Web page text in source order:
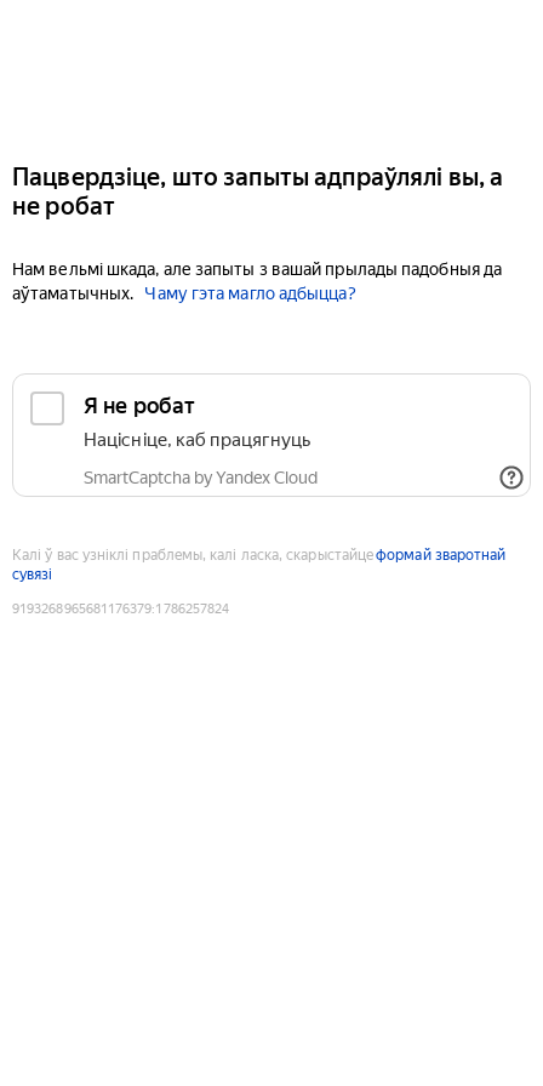
Пацвердзіце, што запыты адпраўлялі вы, а
не робат
Нам вельмі шкада, але запыты з вашай прылады падобныя да
аўтаматычных.
Чаму гэта магло адбыцца?
Я не робат
Націсніце, каб працягнуць
SmartCaptcha by Yandex Cloud
Калі ў вас узніклі праблемы, калі ласка, скарыстайцеформай зваротнай
сувязі
9193268965681176379:1786257824